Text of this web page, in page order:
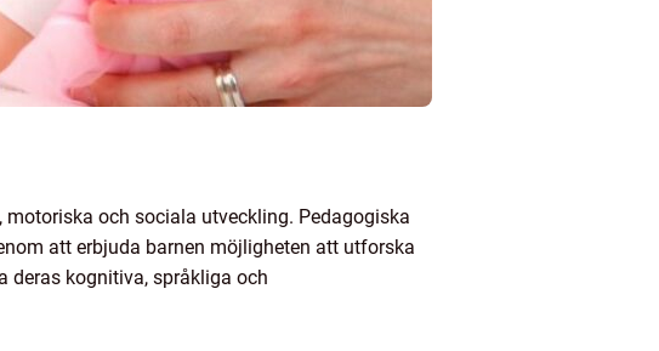
och sociala utveckling. Pedagogiska
att erbjuda barnen möjligheten att utforska
deras kognitiva, språkliga och